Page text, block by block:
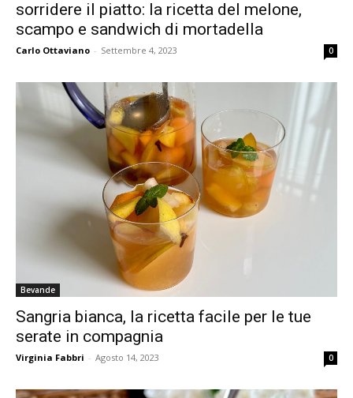
sorridere il piatto: la ricetta del melone,
scampo e sandwich di mortadella
Carlo Ottaviano - Settembre 4, 2023 0
Bevande
Sangria bianca, la ricetta facile per le tue
serate in compagnia
Virginia Fabbri - Agosto 14, 2023 0